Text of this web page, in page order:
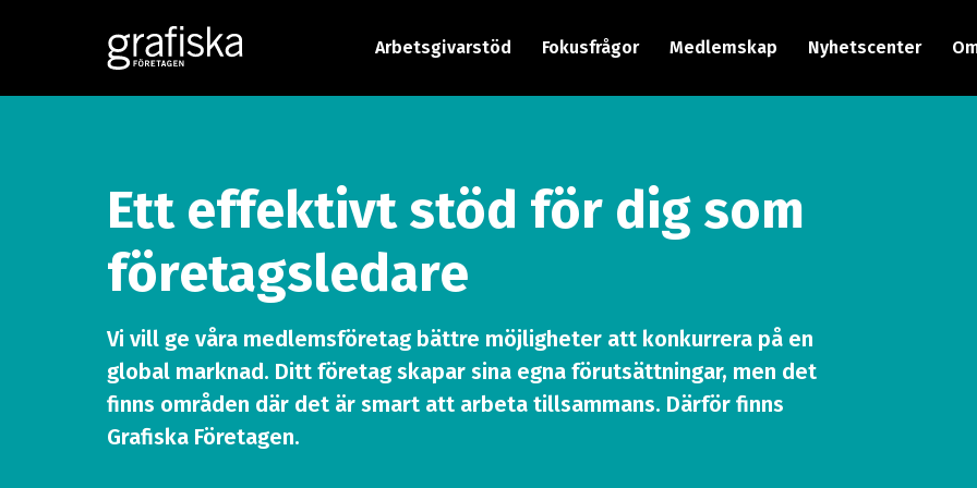
Arbetsgivarstöd Fokusfrågor Medlemskap Nyhetscenter
Ett effektivt stöd för dig som
företagsledare
Vi vill ge våra medlemsföretag bättre möjligheter att konkurrera på en
global marknad. Ditt företag skapar sina egna förutsättningar, men det
finns områden där det är smart att arbeta tillsammans. Därför finns
Grafiska Företagen.